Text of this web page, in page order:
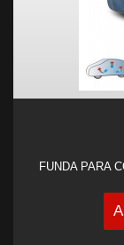
FUNDA PARA